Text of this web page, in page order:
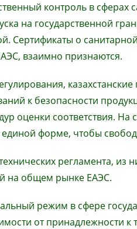
контроль в сферах
на государственной
Сертификаты о
взаимно признаются.
к безопасности
оценки соответствия. На
форме, чтобы
регламента, из
на общем рынке ЕАЭС.
режим в сфере
от принадлежности